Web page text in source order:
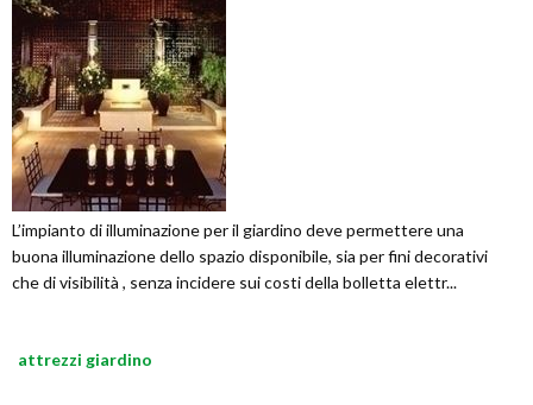
L’impianto di illuminazione per il giardino deve permettere una
buona illuminazione dello spazio disponibile, sia per fini decorativi
che di visibilità , senza incidere sui costi della bolletta elettr...
attrezzi giardino